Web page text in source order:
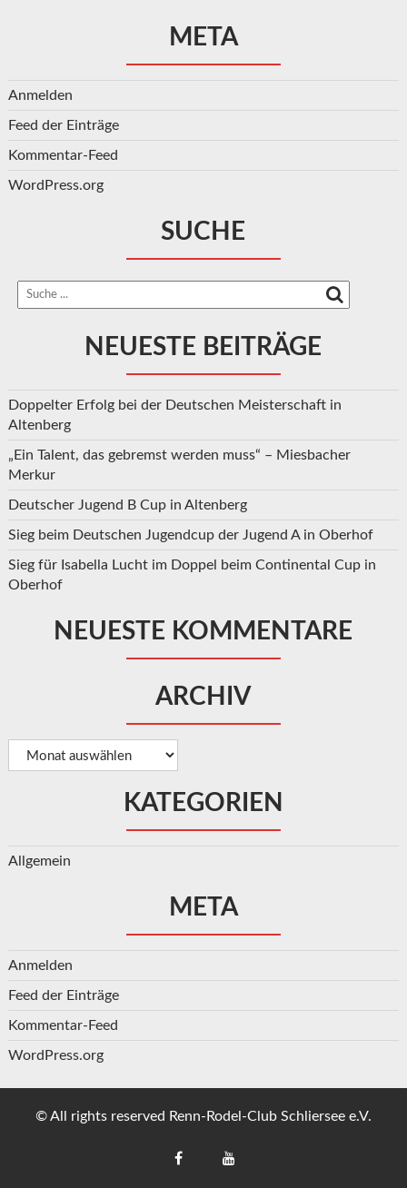
META
Anmelden
Feed der Einträge
Kommentar-Feed
WordPress.org
SUCHE
NEUESTE BEITRÄGE
Doppelter Erfolg bei der Deutschen Meisterschaft in
Altenberg
„Ein Talent, das gebremst werden muss“ – Miesbacher
Merkur
Deutscher Jugend B Cup in Altenberg
Sieg beim Deutschen Jugendcup der Jugend A in Oberhof
Sieg für Isabella Lucht im Doppel beim Continental Cup in
Oberhof
NEUESTE KOMMENTARE
ARCHIV
Archiv
KATEGORIEN
Allgemein
META
Anmelden
Feed der Einträge
Kommentar-Feed
WordPress.org
© All rights reserved Renn-Rodel-Club Schliersee e.V.